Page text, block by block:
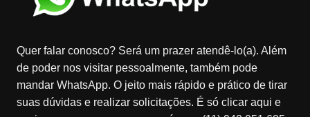
Quer falar conosco? Será um prazer atendê-lo(a). Além
de poder nos visitar pessoalmente, também pode
mandar WhatsApp. O jeito mais rápido e prático de tirar
suas dúvidas e realizar solicitações. É só clicar aqui e